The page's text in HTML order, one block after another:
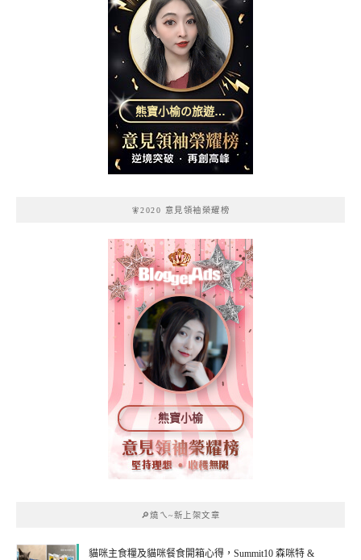
熊寶小榆の旅遊日
記
🧚2020 意見領袖榮耀榜
熊寶小榆
🔎燒ㄟ~新上架文章
貓咪主食糧及貓咪餐食開箱心得，Summit10 森咪特 &